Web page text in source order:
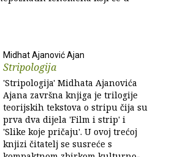
Midhat Ajanović Ajan
Stripologija
'Stripologija' Midhata Ajanovića
Ajana završna knjiga je trilogije
teorijskih tekstova o stripu čija su
prva dva dijela 'Film i strip' i
'Slike koje pričaju'. U ovoj trećoj
knjizi čitatelj se susreće s